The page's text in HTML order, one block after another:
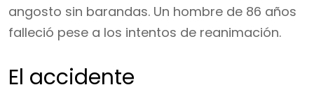
angosto sin barandas. Un hombre de 86 años
falleció pese a los intentos de reanimación.
El accidente